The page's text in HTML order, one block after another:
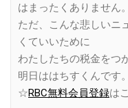
はまったくありません。
ただ、こんな悲しいニ
くていいために
わたしたちの税金をつ
明日ははちすくんです。
☆RBC無料会員登録は